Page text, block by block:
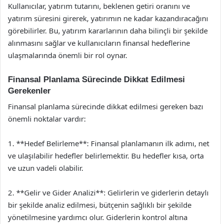
Kullanıcılar, yatırım tutarını, beklenen getiri oranını ve
yatırım süresini girerek, yatırımın ne kadar kazandıracağını
görebilirler. Bu, yatırım kararlarının daha bilinçli bir şekilde
alınmasını sağlar ve kullanıcıların finansal hedeflerine
ulaşmalarında önemli bir rol oynar.
Finansal Planlama Sürecinde Dikkat Edilmesi
Gerekenler
Finansal planlama sürecinde dikkat edilmesi gereken bazı
önemli noktalar vardır:
1. **Hedef Belirleme**: Finansal planlamanın ilk adımı, net
ve ulaşılabilir hedefler belirlemektir. Bu hedefler kısa, orta
ve uzun vadeli olabilir.
2. **Gelir ve Gider Analizi**: Gelirlerin ve giderlerin detaylı
bir şekilde analiz edilmesi, bütçenin sağlıklı bir şekilde
yönetilmesine yardımcı olur. Giderlerin kontrol altına